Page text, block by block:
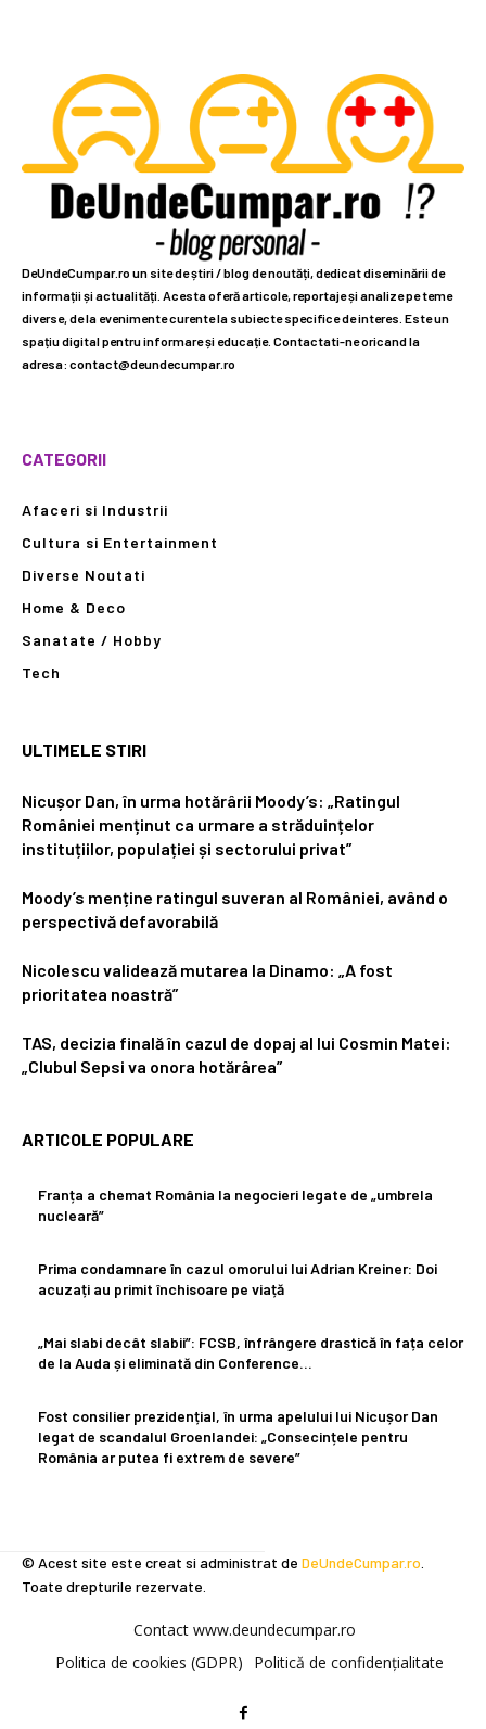
DeUndeCumpar.ro un site de știri / blog de noutăți, dedicat diseminării de
informații și actualități. Acesta oferă articole, reportaje și analize pe teme
diverse, de la evenimente curente la subiecte specifice de interes. Este un
spațiu digital pentru informare și educație. Contactati-ne oricand la
adresa: contact@deundecumpar.ro
CATEGORII
Afaceri si Industrii
Cultura si Entertainment
Diverse Noutati
Home & Deco
Sanatate / Hobby
Tech
ULTIMELE STIRI
Nicușor Dan, în urma hotărârii Moody’s: „Ratingul
României menținut ca urmare a străduințelor
instituțiilor, populației și sectorului privat”
Moody’s menține ratingul suveran al României, având o
perspectivă defavorabilă
Nicolescu validează mutarea la Dinamo: „A fost
prioritatea noastră”
TAS, decizia finală în cazul de dopaj al lui Cosmin Matei:
„Clubul Sepsi va onora hotărârea”
ARTICOLE POPULARE
Franța a chemat România la negocieri legate de „umbrela
nucleară”
Prima condamnare în cazul omorului lui Adrian Kreiner: Doi
acuzați au primit închisoare pe viață
„Mai slabi decât slabii”: FCSB, înfrângere drastică în fața celor
de la Auda și eliminată din Conference…
Fost consilier prezidențial, în urma apelului lui Nicușor Dan
legat de scandalul Groenlandei: „Consecințele pentru
România ar putea fi extrem de severe”
© Acest site este creat si administrat de DeUndeCumpar.ro
Toate drepturile rezervate.
Contact www.deundecumpar.ro
Politica de cookies (GDPR)
Politică de confidențialitate